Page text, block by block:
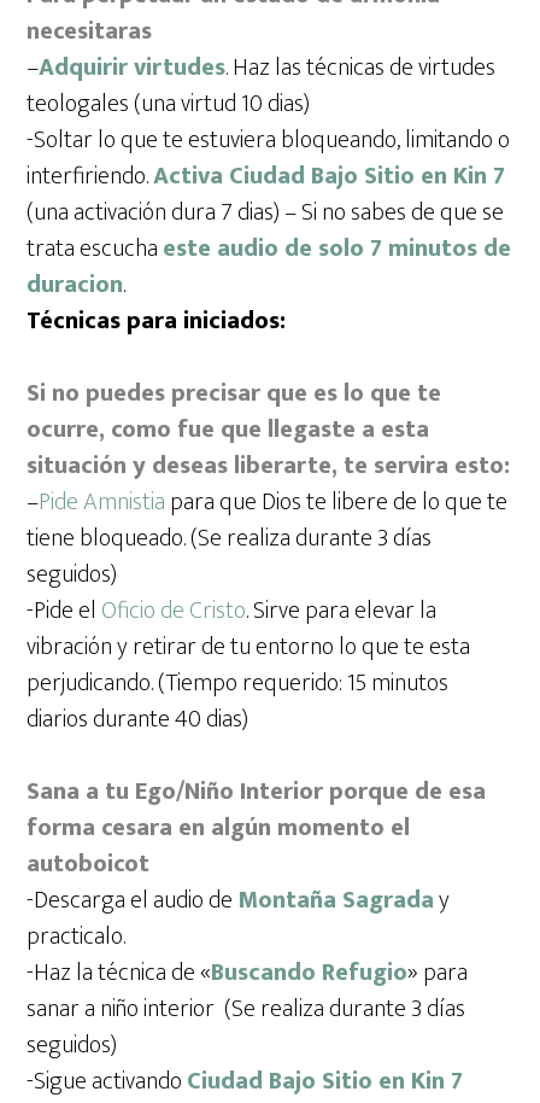
necesitaras
–Adquirir virtudes. Haz las técnicas de virtudes
teologales (una virtud 10 dias)
-Soltar lo que te estuviera bloqueando, limitando o
interfiriendo.Activa Ciudad Bajo Sitio en Kin 7
(una activación dura 7 dias) – Si no sabes de que se
trata escuchaeste audio de solo 7 minutos de
duracion.
Técnicas para iniciados:
Si no puedes precisar que es lo que te
ocurre, como fue que llegaste a esta
situación y deseas liberarte, te servira esto:
–Pide Amnistiapara que Dios te libere de lo que te
tiene bloqueado. (Se realiza durante 3 días
seguidos)
-Pide el Oficio de Cristo. Sirve para elevar la
vibración y retirar de tu entorno lo que te esta
perjudicando. (Tiempo requerido: 15 minutos
diarios durante 40 dias)
Sana a tu Ego/Niño Interior porque de esa
forma cesara en algún momento el
autoboicot
-Descarga el audio de Montaña Sagraday
practicalo.
-Haz la técnica de «Buscando Refugio» para
sanar a niño interior (Se realiza durante 3 días
seguidos)
-Sigue activandoCiudad Bajo Sitio en Kin 7